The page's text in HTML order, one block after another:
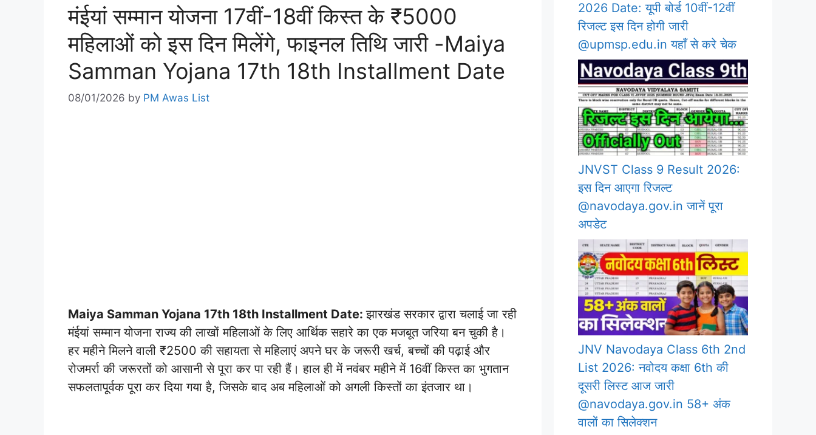
मंईयां सम्मान योजना 17वीं-18वीं किस्त के ₹5000
महिलाओं को इस दिन मिलेंगे, फाइनल तिथि जारी -Maiya
Samman Yojana 17th 18th Installment Date
08/01/2026 by PM Awas List
Maiya Samman Yojana 17th 18th Installment Date:झारखंड सरकार द्वारा चलाई जा रही
मंईयां सम्मान योजना राज्य की लाखों महिलाओं के लिए आर्थिक सहारे का एक मजबूत जरिया बन चुकी है।
हर महीने मिलने वाली ₹2500 की सहायता से महिलाएं अपने घर के जरूरी खर्च, बच्चों की पढ़ाई और
रोजमर्रा की जरूरतों को आसानी से पूरा कर पा रही हैं। हाल ही में नवंबर महीने में 16वीं किस्त का भुगतान
सफलतापूर्वक पूरा कर दिया गया है, जिसके बाद अब महिलाओं को अगली किस्तों का इंतजार था।
2026 Date: यूपी बोर्ड 10वीं-12वीं
रिजल्ट इस दिन होगी जारी
@upmsp.edu.in यहाँ से करे चेक
JNVST Class 9 Result 2026:
इस दिन आएगा रिजल्ट
@navodaya.gov.in जानें पूरा
अपडेट
JNV Navodaya Class 6th 2nd
List 2026: नवोदय कक्षा 6th की
दूसरी लिस्ट आज जारी
@navodaya.gov.in 58+ अंक
वालों का सिलेक्शन